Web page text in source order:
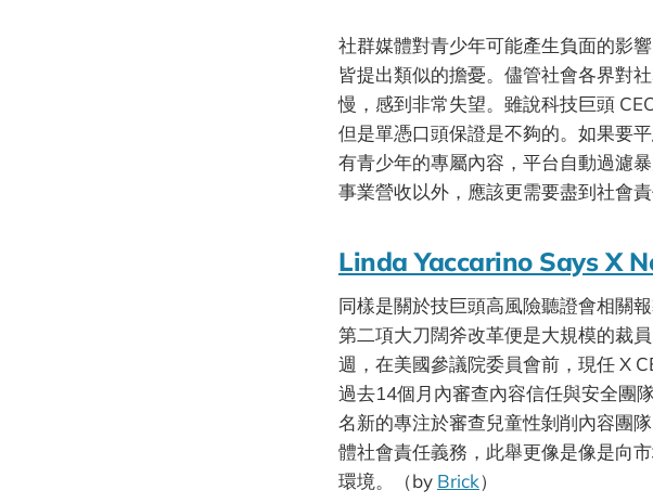
社群媒體對青少年可能產生負面的影
皆提出類似的擔憂。儘管社會各界對
慢，感到非常失望。雖說科技巨頭
但是單憑口頭保證是不夠的。如果要
有青少年的專屬內容，平台自動過濾
事業營收以外，應該更需要盡到社會
Linda Yaccarino Says X
同樣是關於技巨頭高風險聽證會相關
第二項大刀闊斧改革便是大規模的裁
週，在美國參議院委員會前，現任 X
過去14個月內審查內容信任與安全團
名新的專注於審查兒童性剝削內容團
體社會責任義務，此舉更像是像是向
環境。（by Brick）